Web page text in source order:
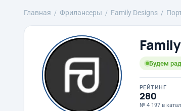
Главная Фрилансеры Family Designs
Будем
РЕЙТИНГ
280
№ 4 197 в